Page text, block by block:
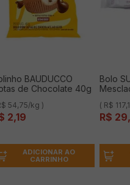
BAUDUCCO
de Chocolate 40g
54,75/kg )
2,19
ADICIONAR AO
CARRINHO
Bolo
( R$
R$ 29,